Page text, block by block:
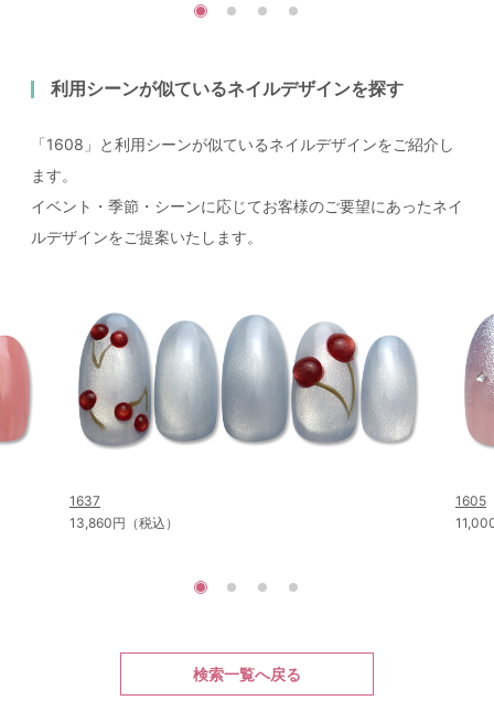
利用シーンが似ているネイルデザインを探す
「1608」と利用シーンが似ているネイルデザインをご紹介し
ます。
イベント・季節・シーンに応じてお客様のご要望にあったネイ
ルデザインをご提案いたします。
1637
13,860円（税込）
1605
検索一覧へ戻る